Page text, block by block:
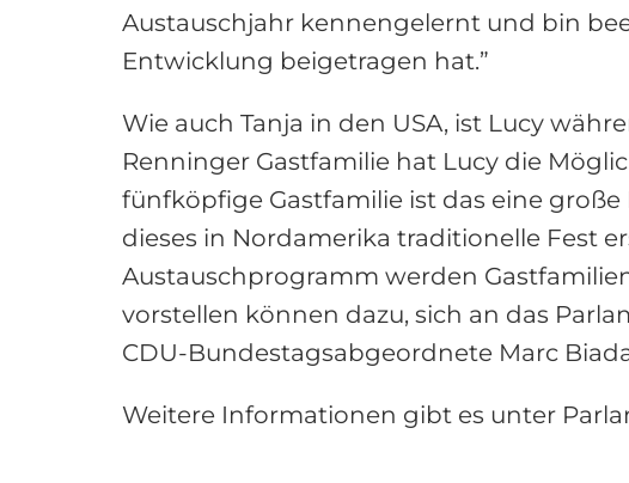
Austauschjahr kennengelernt und bin
Entwicklung beigetragen hat.”
Wie auch Tanja in den USA, ist Lucy
Renninger Gastfamilie hat Lucy die
fünfköpfige Gastfamilie ist das eine
dieses in Nordamerika traditionelle Fest
Austauschprogramm werden
vorstellen können dazu, sich an das
CDU-Bundestagsabgeordnete Marc
Weitere Informationen gibt es unter